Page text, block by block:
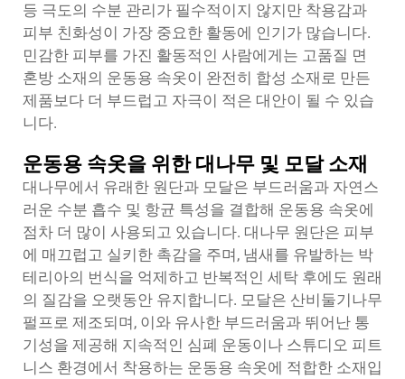
등 극도의 수분 관리가 필수적이지 않지만 착용감과
피부 친화성이 가장 중요한 활동에 인기가 많습니다.
민감한 피부를 가진 활동적인 사람에게는 고품질 면
혼방 소재의 운동용 속옷이 완전히 합성 소재로 만든
제품보다 더 부드럽고 자극이 적은 대안이 될 수 있습
니다.
운동용 속옷을 위한 대나무 및 모달 소재
대나무에서 유래한 원단과 모달은 부드러움과 자연스
러운 수분 흡수 및 항균 특성을 결합해 운동용 속옷에
점차 더 많이 사용되고 있습니다. 대나무 원단은 피부
에 매끄럽고 실키한 촉감을 주며, 냄새를 유발하는 박
테리아의 번식을 억제하고 반복적인 세탁 후에도 원래
의 질감을 오랫동안 유지합니다. 모달은 산비둘기나무
펄프로 제조되며, 이와 유사한 부드러움과 뛰어난 통
기성을 제공해 지속적인 심폐 운동이나 스튜디오 피트
니스 환경에서 착용하는 운동용 속옷에 적합한 소재입